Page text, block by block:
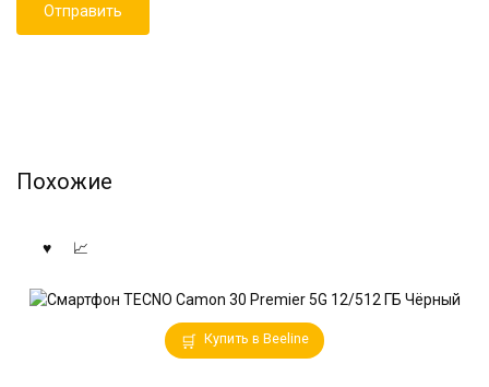
Похожие
Купить в Beeline